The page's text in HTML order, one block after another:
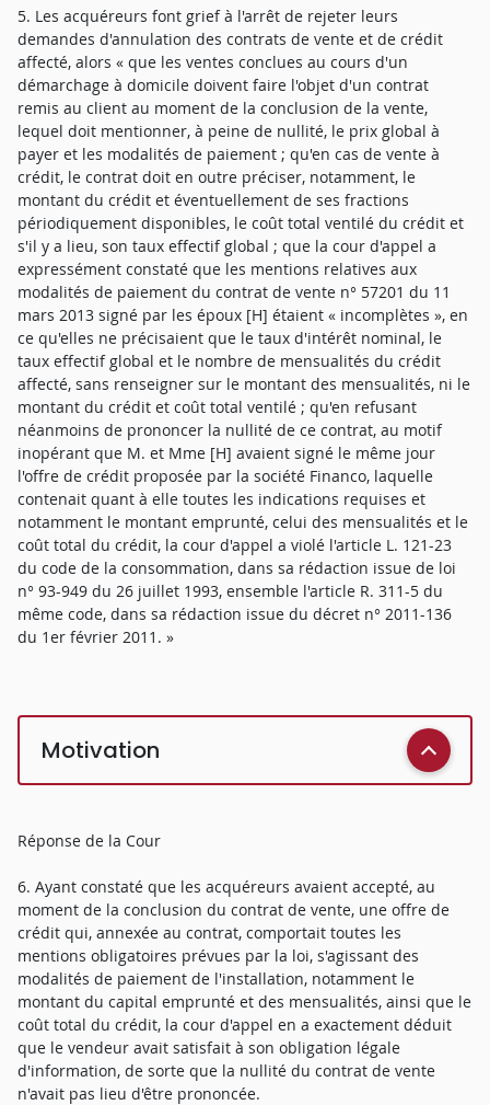
5. Les acquéreurs font grief à l'arrêt de rejeter leurs
demandes d'annulation des contrats de vente et de crédit
affecté, alors « que les ventes conclues au cours d'un
démarchage à domicile doivent faire l'objet d'un contrat
remis au client au moment de la conclusion de la vente,
lequel doit mentionner, à peine de nullité, le prix global à
payer et les modalités de paiement ; qu'en cas de vente à
crédit, le contrat doit en outre préciser, notamment, le
montant du crédit et éventuellement de ses fractions
périodiquement disponibles, le coût total ventilé du crédit et
s'il y a lieu, son taux effectif global ; que la cour d'appel a
expressément constaté que les mentions relatives aux
modalités de paiement du contrat de vente n° 57201 du 11
mars 2013 signé par les époux [H] étaient « incomplètes », en
ce qu'elles ne précisaient que le taux d'intérêt nominal, le
taux effectif global et le nombre de mensualités du crédit
affecté, sans renseigner sur le montant des mensualités, ni le
montant du crédit et coût total ventilé ; qu'en refusant
néanmoins de prononcer la nullité de ce contrat, au motif
inopérant que M. et Mme [H] avaient signé le même jour
l'offre de crédit proposée par la société Financo, laquelle
contenait quant à elle toutes les indications requises et
notamment le montant emprunté, celui des mensualités et le
coût total du crédit, la cour d'appel a violé l'article L. 121-23
du code de la consommation, dans sa rédaction issue de loi
n° 93-949 du 26 juillet 1993, ensemble l'article R. 311-5 du
même code, dans sa rédaction issue du décret n° 2011-136
du 1er février 2011. »
Motivation
Réponse de la Cour
6. Ayant constaté que les acquéreurs avaient accepté, au
moment de la conclusion du contrat de vente, une offre de
crédit qui, annexée au contrat, comportait toutes les
mentions obligatoires prévues par la loi, s'agissant des
modalités de paiement de l'installation, notamment le
montant du capital emprunté et des mensualités, ainsi que le
coût total du crédit, la cour d'appel en a exactement déduit
que le vendeur avait satisfait à son obligation légale
d'information, de sorte que la nullité du contrat de vente
n'avait pas lieu d'être prononcée.